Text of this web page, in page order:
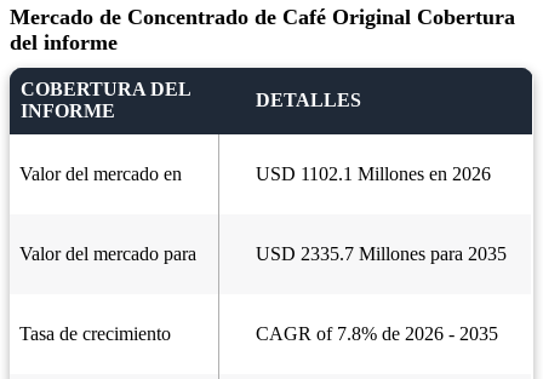
Mercado de Concentrado de Café Original Cobertura
del informe
COBERTURA DEL
INFORME
DETALLES
Valor del mercado en USD 1102.1 Millones en 2026
Valor del mercado para USD 2335.7 Millones para 2035
Tasa de crecimiento CAGR of 7.8% de 2026 - 2035